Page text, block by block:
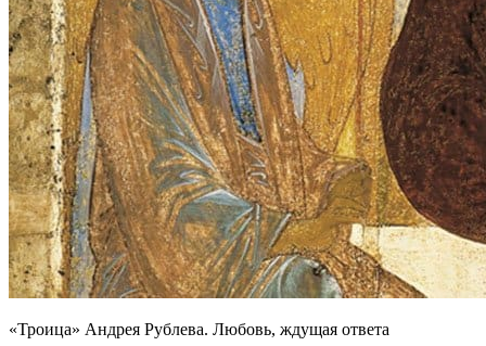
«Троица» Андрея Рублева. Любовь, ждущая ответа